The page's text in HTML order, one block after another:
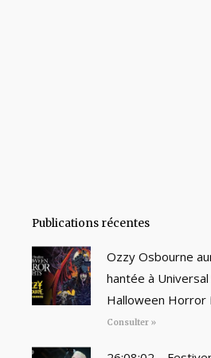
Publications récentes
Ozzy Osbourne
hantée à
Halloween Horror
Consulter »